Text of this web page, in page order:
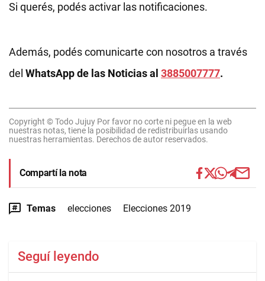
Si querés, podés activar las notificaciones.
Además, podés comunicarte con nosotros a través
del WhatsApp de las Noticias al 3885007777.
Copyright © Todo Jujuy Por favor no corte ni pegue en la web
nuestras notas, tiene la posibilidad de redistribuirlas usando
nuestras herramientas. Derechos de autor reservados.
Compartí la nota
Temas elecciones Elecciones 2019
Seguí leyendo